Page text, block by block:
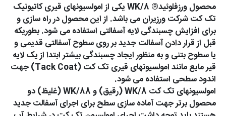
محصول ورزفلوئید® WK/8 یکی از امولسیونهای قیری کاتیونیک
تک کت شرکت ورزیران می باشد. از این محصول در راه سازی و
برای افزایش چسبندگی لایه آسفالتی استفاده می شود. بطوریکه
قبل از قرار دادن آسفالت جدید بر روی سطوح آسفالتی قدیمی و
یا سطوح بتنی و به منظور ایجاد چسبندگی بیشتر ابتدا از یک لایه
قیر مایع مانند امولسیونهای قیری تک کت (Tack Coat) جهت
اندود سطحی استفاده می شود.
امولسیونهای تک کت WK/8 (رقیق) و WK/88 (غلیظ) دو
محصول برتر جهت آماده سازی سطح برای اجرای آسفالت جدید